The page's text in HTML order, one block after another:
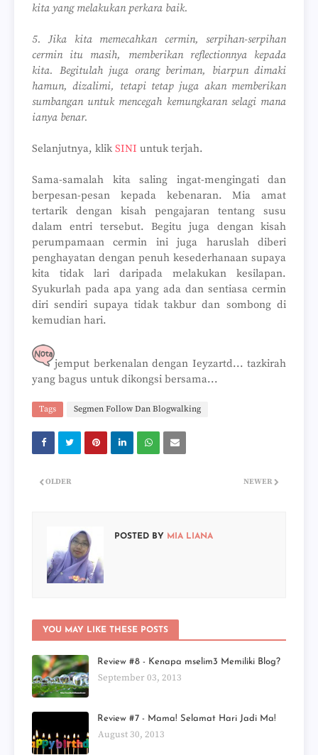
kita yang melakukan perkara baik.
5. Jika kita memecahkan cermin, serpihan-serpihan
cermin itu masih, memberikan reflectionnya kepada
kita. Begitulah juga orang beriman, biarpun dimaki
hamun, dizalimi, tetapi tetap juga akan memberikan
sumbangan untuk mencegah kemungkaran selagi mana
ianya benar.
Selanjutnya, klik SINI untuk terjah.
Sama-samalah kita saling ingat-mengingati dan
berpesan-pesan kepada kebenaran. Mia amat
tertarik dengan kisah pengajaran tentang susu
dalam entri tersebut. Begitu juga dengan kisah
perumpamaan cermin ini juga haruslah diberi
penghayatan dengan penuh kesederhanaan supaya
kita tidak lari daripada melakukan kesilapan.
Syukurlah pada apa yang ada dan sentiasa cermin
diri sendiri supaya tidak takbur dan sombong di
kemudian hari.
jemput berkenalan dengan Ieyzartd... tazkirah
yang bagus untuk dikongsi bersama...
Tags Segmen Follow Dan Blogwalking
NEWER
OLDER
POSTED BY MIA LIANA
YOU MAY LIKE THESE POSTS
Review #8 - Kenapa mselim3 Memiliki Blog?
September 03, 2013
Review #7 - Mama! Selamat Hari Jadi Ma!
August 30, 2013